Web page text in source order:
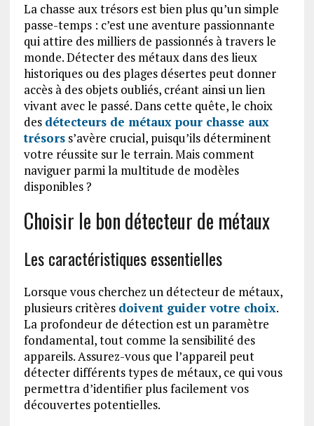
La chasse aux trésors est bien plus qu’un simple
passe-temps : c’est une aventure passionnante
qui attire des milliers de passionnés à travers le
monde. Détecter des métaux dans des lieux
historiques ou des plages désertes peut donner
accès à des objets oubliés, créant ainsi un lien
vivant avec le passé. Dans cette quête, le choix
des détecteurs de métaux pour chasse aux
trésorss’avère crucial, puisqu’ils déterminent
votre réussite sur le terrain. Mais comment
naviguer parmi la multitude de modèles
disponibles ?
Choisir le bon détecteur de métaux
Les caractéristiques essentielles
Lorsque vous cherchez un détecteur de métaux,
plusieurs critères doivent guider votre choix.
La profondeur de détection est un paramètre
fondamental, tout comme la sensibilité des
appareils. Assurez-vous que l’appareil peut
détecter différents types de métaux, ce qui vous
permettra d’identifier plus facilement vos
découvertes potentielles.